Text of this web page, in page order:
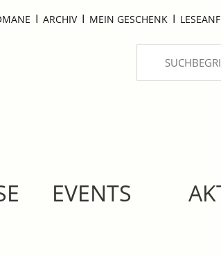
I ARCHIV I MEIN GESCHENK I
EVENTS